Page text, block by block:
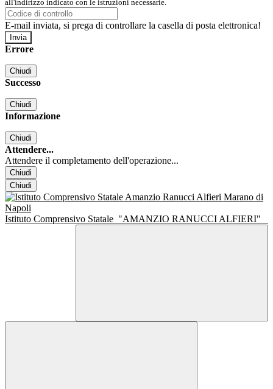
all'indirizzo indicato con le istruzioni necessarie.
E-mail inviata, si prega di controllare la casella di posta elettronica!
Errore
Chiudi
Successo
Chiudi
Informazione
Chiudi
Attendere...
Attendere il completamento dell'operazione...
Chiudi
Chiudi
Istituto Comprensivo Statale "AMANZIO RANUCCI ALFIERI"